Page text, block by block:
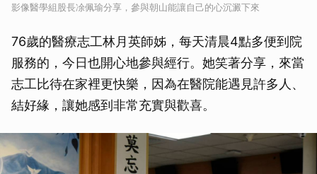
影像醫學組股長凃佩瑜分享，參與朝山能讓自己的心沉澱下來
76歲的醫療志工林月英師姊，每天清晨4點多便到院
服務的，今日也開心地參與經行。她笑著分享，來當
志工比待在家裡更快樂，因為在醫院能遇見許多人、
結好緣，讓她感到非常充實與歡喜。